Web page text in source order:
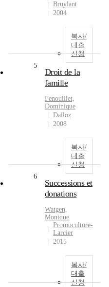
Bruylant
2004
복사/
대출
신청
5
Droit de la
famille
Fenouillet,
Dominique
Dalloz
2008
복사/
대출
신청
6
Successions et
donations
Watgen,
Monique
Promoculture-
Larcier
2015
복사/
대출
신청